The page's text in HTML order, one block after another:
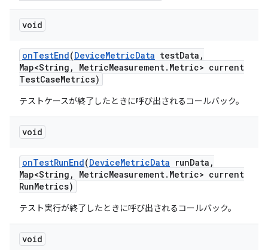
void
onTestEnd(DeviceMetricData testData ,
Map<String , MetricMeasurement. Metric> current
TestCaseMetrics)
テストケースが終了したときに呼び出されるコールバック。
void
onTestRunEnd(DeviceMetricData runData ,
Map<String , MetricMeasurement. Metric> current
RunMetrics)
テスト実行が終了したときに呼び出されるコールバック。
void